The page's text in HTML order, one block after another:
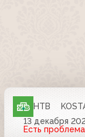
НТВ
13 декабря
Есть